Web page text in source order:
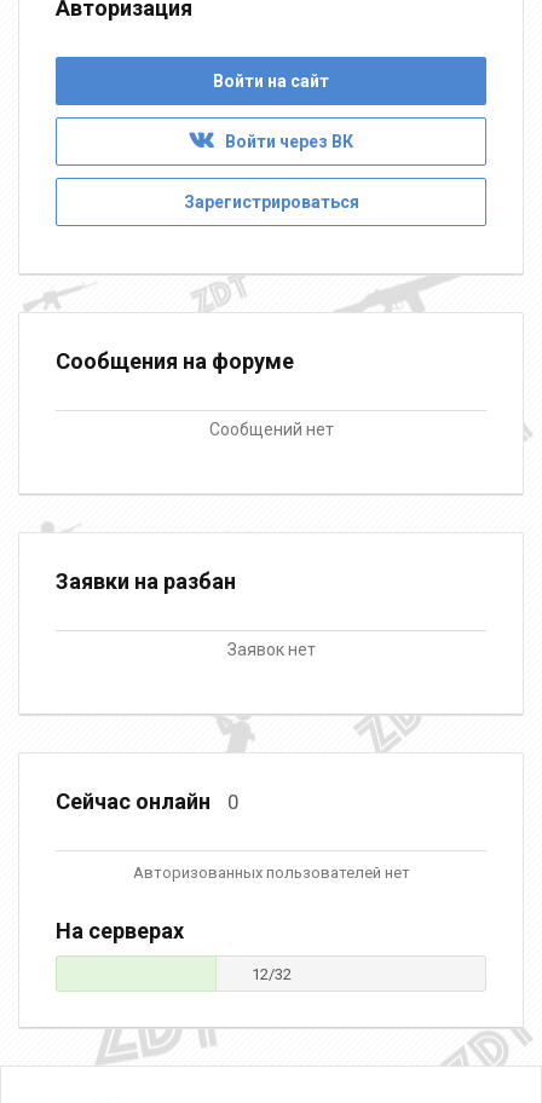
Авторизация
Войти на сайт
Войти через ВК
Зарегистрироваться
Сообщения на форуме
Сообщений нет
Заявки на разбан
Заявок нет
Сейчас онлайн 0
Авторизованных пользователей нет
На серверах
12/32